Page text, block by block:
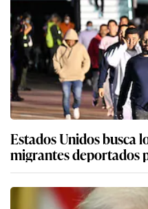
Estados Unidos busca
migrantes deportados